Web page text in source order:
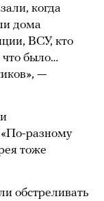
когда
дома
ВСУ, кто
что было…
—
разному
тоже
обстреливать